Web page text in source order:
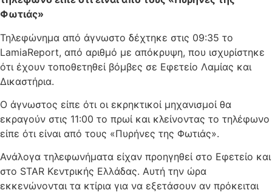
Φωτιάς»
Τηλεφώνημα από άγνωστο δέχτηκε στις 09:35 το
LamiaReport, από αριθμό με απόκρυψη, που ισχυρίστηκε
ότι έχουν τοποθετηθεί βόμβες σε Εφετείο Λαμίας και
Δικαστήρια.
Ο άγνωστος είπε ότι οι εκρηκτικοί μηχανισμοί θα
εκραγούν στις 11:00 το πρωί και κλείνοντας το τηλέφωνο
είπε ότι είναι από τους «Πυρήνες της Φωτιάς».
Ανάλογα τηλεφωνήματα είχαν προηγηθεί στο Εφετείο και
στο STAR Κεντρικής Ελλάδας. Αυτή την ώρα
εκκενώνονται τα κτίρια για να εξετάσουν αν πρόκειται